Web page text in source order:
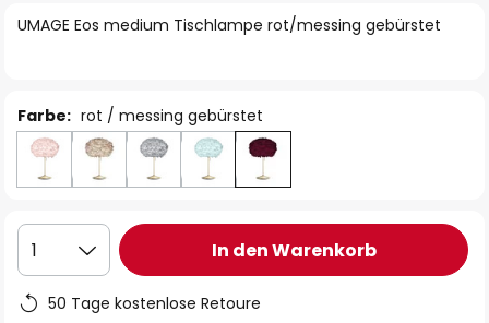
UMAGE Eos medium Tischlampe rot/messing gebürstet
Farbe: rot / messing gebürstet
1 In den Warenkorb
50 Tage kostenlose Retoure